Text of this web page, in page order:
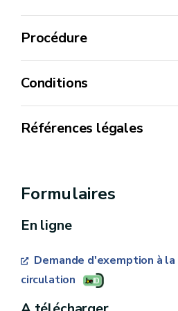
Procédure
Conditions
Références légales
impôts sur les revenus -
Formulaires
En ligne
Demande d'exemption à
circulation